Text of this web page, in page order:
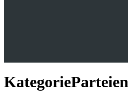
KategorieParteien